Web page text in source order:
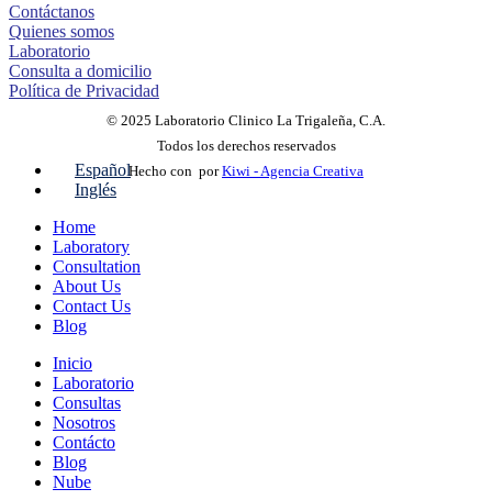
Contáctanos
Quienes somos
Laboratorio
Consulta a domicilio
Política de Privacidad
© 2025 Laboratorio Clinico La Trigaleña, C.A.
Todos los derechos reservados
Hecho con porKiwi - Agencia Creativa
Español
Inglés
Home
Laboratory
Consultation
About Us
Contact Us
Blog
Inicio
Laboratorio
Consultas
Nosotros
Contácto
Blog
Nube